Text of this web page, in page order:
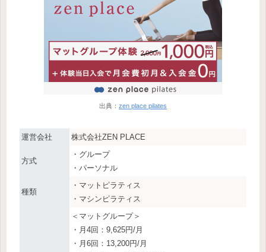
出典： zen place pilates
運営会社 株式会社ZEN PLACE
方式
・グループ
・パーソナル
種類
・マットピラティス
・マシンピラティス
＜マットグループ＞
・月4回：9,625円/月
・月6回：13,200円/月